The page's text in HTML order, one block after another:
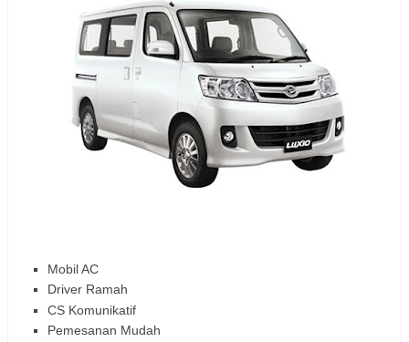
Mobil AC
Driver Ramah
CS Komunikatif
Pemesanan Mudah